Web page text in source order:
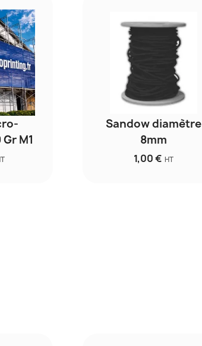
M1
Sandow diamètre
8mm
1,00 € HT